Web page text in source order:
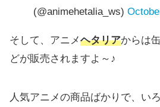
(@animehetalia_ws)
そして、アニメヘタリアからは
どが販売されますよ～♪
人気アニメの商品ばかりで、い